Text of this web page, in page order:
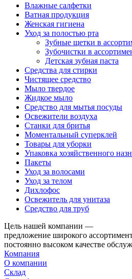
Влажные салфетки
Ватная продукция
Женская гигиена
Уход за полостью рта
Зубные щетки в
Зубочистки в
Детская зубная паста
Средства для стирки
Чистящее средство
Мыло твердое
Жидкое мыло
Средство для мытья посуды
Освежители воздуха
Станки для бритья
Моментальный суперклей
Товары для уборки
Упаковка хозяйственного
Пакеты
Уход за волосами
Уход за телом
Дихлофос
Освежитель для унитаза
Средство для труб
Цель нашей компании —
предложение широкого
постоянно высоком качестве
Компания
О компании
Склад